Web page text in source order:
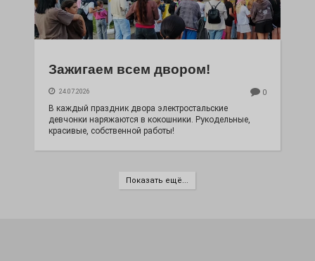
Зажигаем всем двором!
24.07.2026 0
В каждый праздник двора электростальские
девчонки наряжаются в кокошники. Рукодельные,
красивые, собственной работы!
Показать ещё...